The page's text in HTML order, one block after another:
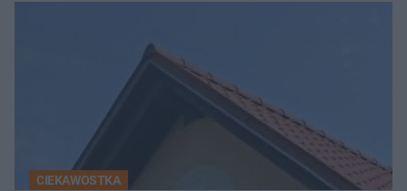
CIEKAWOSTKA